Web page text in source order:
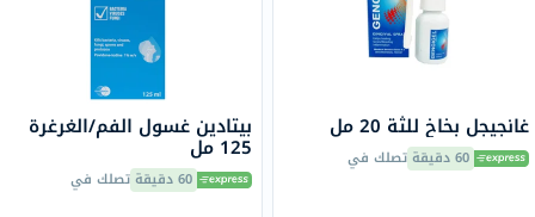
غانجيجل بخاخ للثة 20 مل
60 دقيقة تصلك في
بيتادين غسول الفم/الغرغرة
125 مل
60 دقيقة تصلك في